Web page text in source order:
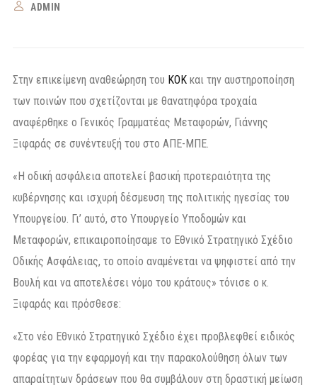
ADMIN
Στην επικείμενη αναθεώρηση του ΚΟΚ και την αυστηροποίηση
των ποινών που σχετίζονται με θανατηφόρα τροχαία
αναφέρθηκε ο Γενικός Γραμματέας Μεταφορών, Γιάννης
Ξιφαράς σε συνέντευξή του στο ΑΠΕ-ΜΠΕ.
«Η οδική ασφάλεια αποτελεί βασική προτεραιότητα της
κυβέρνησης και ισχυρή δέσμευση της πολιτικής ηγεσίας του
Υπουργείου. Γι’ αυτό, στο Υπουργείο Υποδομών και
Μεταφορών, επικαιροποίησαμε το Εθνικό Στρατηγικό Σχέδιο
Οδικής Ασφάλειας, το οποίο αναμένεται να ψηφιστεί από την
Βουλή και να αποτελέσει νόμο του κράτους» τόνισε ο κ.
Ξιφαράς και πρόσθεσε:
«Στο νέο Εθνικό Στρατηγικό Σχέδιο έχει προβλεφθεί ειδικός
φορέας για την εφαρμογή και την παρακολούθηση όλων των
απαραίτητων δράσεων που θα συμβάλουν στη δραστική μείωση